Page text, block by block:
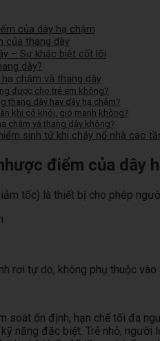
của dây hạ chậm
của thang dây
– Sự khác biệt cốt lõi
dây?
chậm và thang dây
được cho trẻ em không?
thang dây hay dây hạ chậm?
khi có khói, gió mạnh không?
chậm và thang dây không?
sinh tử khi cháy nổ nhà cao
điểm của dây
tốc) là thiết bị cho phép
rơi tự do, không phụ thuộc
soát ổn định, hạn chế tối đa
năng đặc biệt. Trẻ nhỏ, người